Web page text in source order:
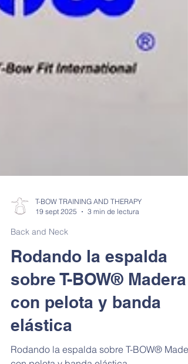
19 sept 2025
Back and Neck
Rodando la espalda
sobre T-BOW® Madera
con pelota y banda
elástica